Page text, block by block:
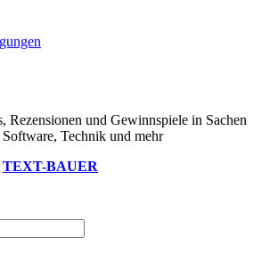
Rezensionen und Gewinnspiele in Sachen
Technik und mehr
TEXT-BAUER